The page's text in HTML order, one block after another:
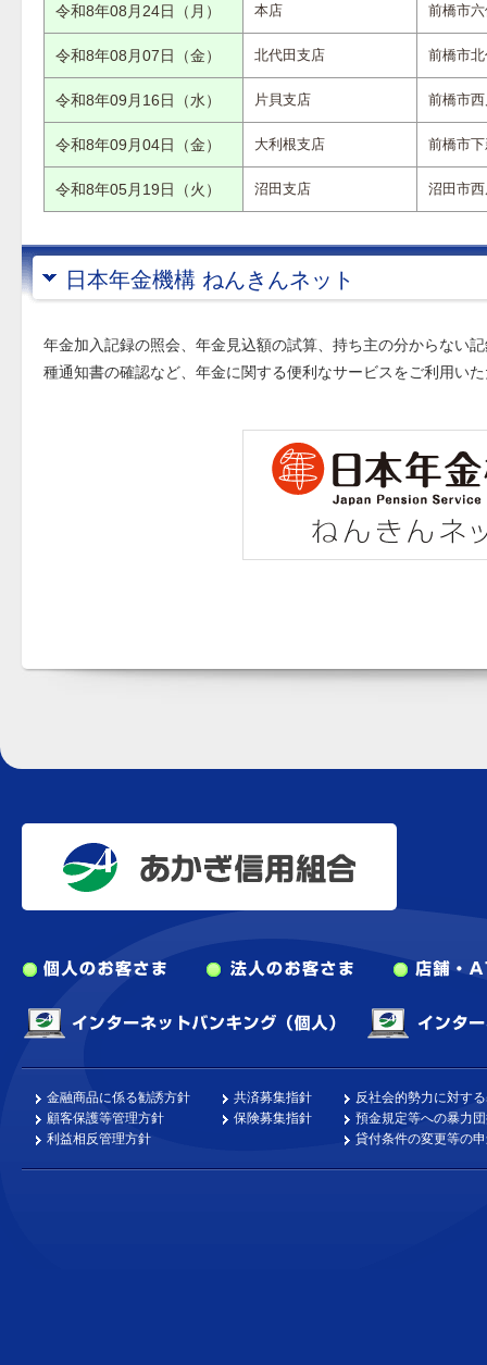
令和8年08月24日（月） 本店 前橋市
令和8年08月07日（金） 北代田支店 前橋市
令和8年09月16日（水） 片貝支店 前橋市
令和8年09月04日（金） 大利根支店 前橋市
令和8年05月19日（火） 沼田支店 沼田市
日本年金機構 ねんきんネット
年金加入記録の照会、年金見込額の試算、持ち主の分からない
種通知書の確認など、年金に関する便利なサービスをご利用い
個人のお客さま 法人のお客さま
インターネットバンキ
金融商品に係る勧誘方針
顧客保護等管理方針
利益相反管理方針
共済募集指針
保険募集指針
反社会的勢力に対す
預金規定等への暴力
貸付条件の変更等の